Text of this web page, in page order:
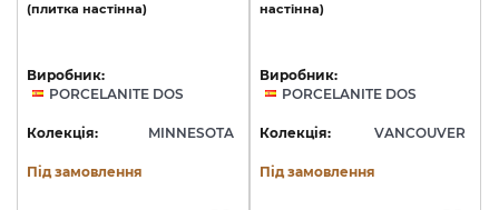
(плитка настінна)
Виробник:
PORCELANITE DOS
Колекція: MINNESOTA
Під замовлення
настінна)
Виробник:
PORCELANITE DOS
Колекція: VANCOUVER
Під замовлення